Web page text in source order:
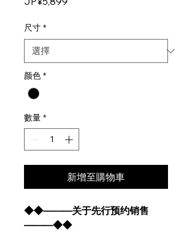
尺寸 *
颜色 *
數量 *
新增至購物車
◆◆―――关于先行预约销售
―――◆◆